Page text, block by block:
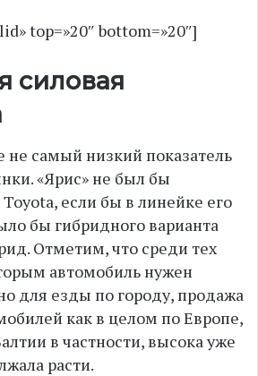
top=»20″ bottom=»20″]
силовая
не самый низкий показатель
«Ярис» не был бы
если бы в линейке его
бы гибридного варианта
Отметим, что среди тех
автомобиль нужен
для езды по городу, продажа
как в целом по Европе,
в частности, высока уже
расти.